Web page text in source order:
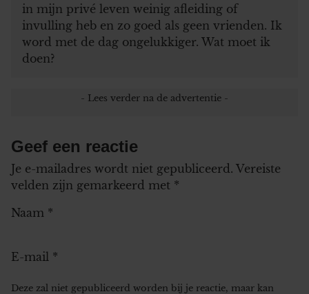
in mijn privé leven weinig afleiding of
invulling heb en zo goed als geen vrienden. Ik
word met de dag ongelukkiger. Wat moet ik
doen?
Geef een reactie
Je e-mailadres wordt niet gepubliceerd. Vereiste
velden zijn gemarkeerd met *
Naam *
E-mail *
Deze zal niet gepubliceerd worden bij je reactie, maar kan